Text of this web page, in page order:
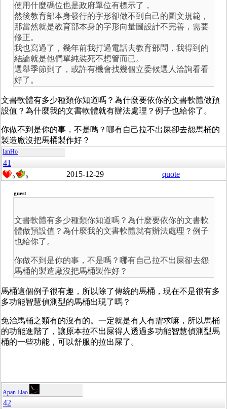
使用什麼碼位也是政府單位有標示了，
然後教育部本身發行的字形卻做不到自己的圖文規範，
那當然就是教育部本身的字形向量圖設計不完善，需要
修正。
我也寫過了，幾年前我打過電話去教育部問，我得到的
結論就是他們單純裝死不想管而已。
選舉季節到了，或許有機會找幾個立委候選人洽詢看看
好了。
文書軟體有多少種類你知道嗎？為什麼要依你的文書軟體做預
設值？為什麼我的文書軟體就有辦法處理？例子也給你了。
你做不到是你的事，不是嗎？哪有自己拉不出屎卻去怨馬桶的
製造廠沒把馬桶製作好？
IanHo
41
0 0 2015-12-29 quote
guest
文書軟體有多少種類你知道嗎？為什麼要依你的文書軟
體做預設值？為什麼我的文書軟體就有辦法處理？例子
也給你了。
你做不到是你的事，不是嗎？哪有自己拉不出屎卻去怨
馬桶的製造廠沒把馬桶製作好？
馬桶這個例子很有趣，所以除了傳統的馬桶，現在不是很有多
多功能智慧偵測型的馬桶出現了嗎？
免治馬桶之類有的沒有的。一定就是有人有需求嘛，所以馬桶
的功能進階了，讓原本拉不出屎得人透過多功能智慧偵測型馬
桶的一些功能，可以舒服的拉出屎了。
Apan Liao
42